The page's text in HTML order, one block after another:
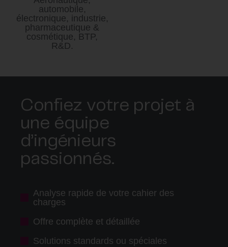
automobile,
électronique, industrie,
pharmaceutique &
cosmétique, BTP,
R&D.
Confiez votre projet à
une équipe
d’ingénieurs
passionnés.
Analyse rapide de votre cahier des
charges
Offre complète et détaillée
Solutions standards ou spéciales